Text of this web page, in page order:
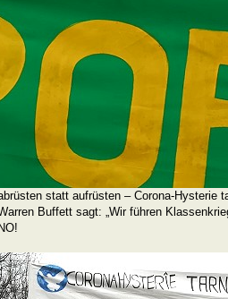
statt aufrüsten – Corona-Hysterie
Buffett sagt: „Wir führen
NO!